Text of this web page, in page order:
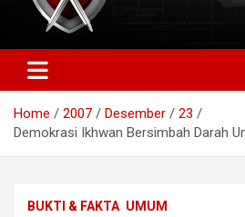
Home 2007 Desember
23
Demokrasi Ikhwan Bersimbah Darah
BUKTI & FAKTA UMUM